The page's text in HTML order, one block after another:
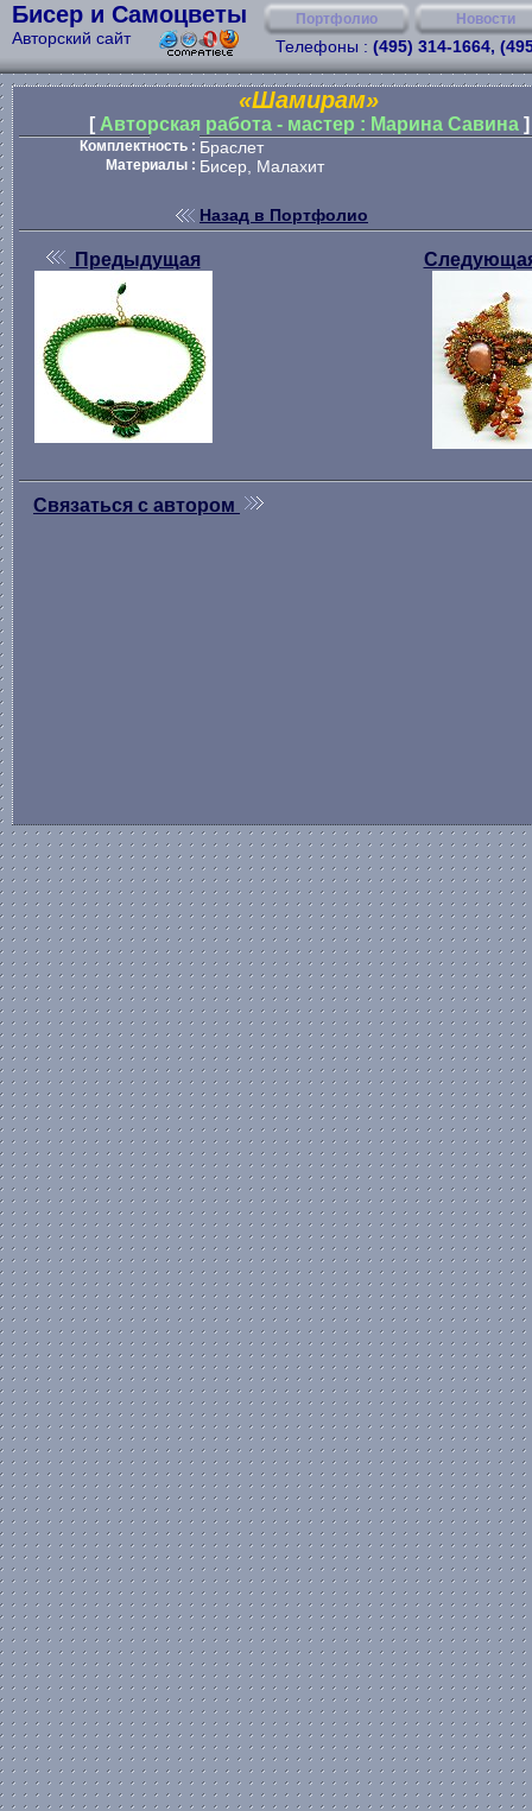
Бисер и Самоцветы
Авторский сайт
Портфолио Новости
Телефоны : (495) 314-1664,
«Шамирам»
[Авторская работа - мастер : Марина Савина ]
Комплектность : Браслет
Материалы : Бисер, Малахит
Назад в Портфолио
Предыдущая
Связаться с автором